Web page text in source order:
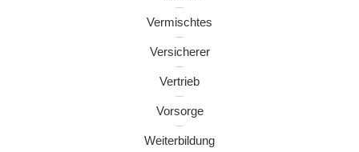
Vermischtes
Versicherer
Vertrieb
Vorsorge
Weiterbildung